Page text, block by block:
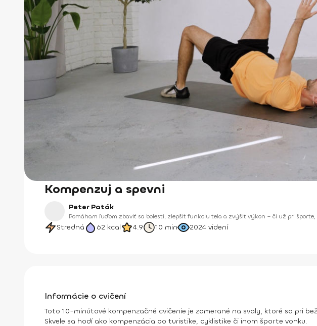
Kompenzuj a spevni
Peter Paták
Pomáham ľuďom zbaviť sa bolesti, zlepšiť funkciu tela a zvýšiť výkon – či už pri
Stredná 62 kcal 4.9 10 min 2024 videní
Informácie o cvičení
Toto 10-minútové kompenzačné cvičenie je zamerané na svaly, ktoré sa pri
Skvele sa hodí ako kompenzácia po turistike, cyklistike či inom športe vonku.